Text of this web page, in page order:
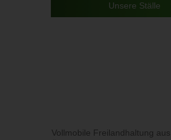
Unsere Ställe
Vollmobile Freilandhaltung aus